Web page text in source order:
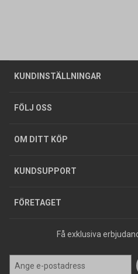
KUNDINSTÄLLNINGAR
Företagskund / Privatkund
FÖLJ OSS
OM DITT KÖP
Allmänna försäljningsvillkor
Integritetspolicy
GDPR
KUNDSUPPORT
Butiker
Foldrar och kataloger
Köpguider
Varumärken
FÖRETAGET
Om oss
Tjänster
Hållbarhet
Jobba hos oss
Press
Få exklusiva